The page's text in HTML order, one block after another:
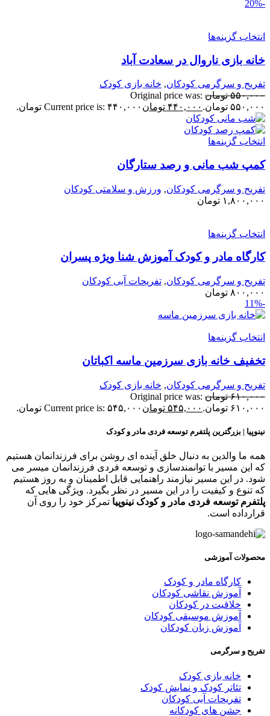
گزینه‌ها
بازی ناروال در سعادت آباد
و سرگرمی کودکان,خانه بازی کودک
تومان Original price was:
تومان.
۴۴۰,۰۰۰ تومانCurrent price is: ۴۴۰,۰۰۰ تومان.
گزینه‌ها
شب مانی و رصد ستارگان
و سرگرمی کودکان,ورزش و سلامتی کودکان
تومان
گزینه‌ها
مادر و کودک آموزش شنا ویژه پسران
و سرگرمی کودکان,تفریحات آبی کودکان
تومان
گزینه‌ها
خانه بازی سرزمین ماسه اکباتان
و سرگرمی کودکان,خانه بازی کودک
تومان Original price was:
تومان.
۵۴۵,۰۰۰ تومانCurrent price is: ۵۴۵,۰۰۰ تومان.
| بزرگترین پلتفرم توسعه فردی مادر و کودک
ما والدین به دنبال خلق آینده ای روشن برای فرزندانمان هستیم
این مسیر با توانمندسازی و توسعه فردی فرزندانمان میسر می
در این مسیر نیازمند راهنمایی قابل اطمینان و به روز هستیم
تنوع و کیفیت را در این مسیر در نظر بگیرد. ویژگی هایی که
توسعه فردی مادر و کودک نینوپیاتمرکز خود را روی آن
است.
آموزشی
کارگاه مادر و کودک
آموزش نقاشی کودکان
خلاقیت در کودکان
آموزش موسیقی کودکان
آموزش زبان کودکان
و سرگرمی
خانه بازی کودک
تئاتر کودک و نمایش کودک
تفریحات آبی کودکان
جشن های کودکانه